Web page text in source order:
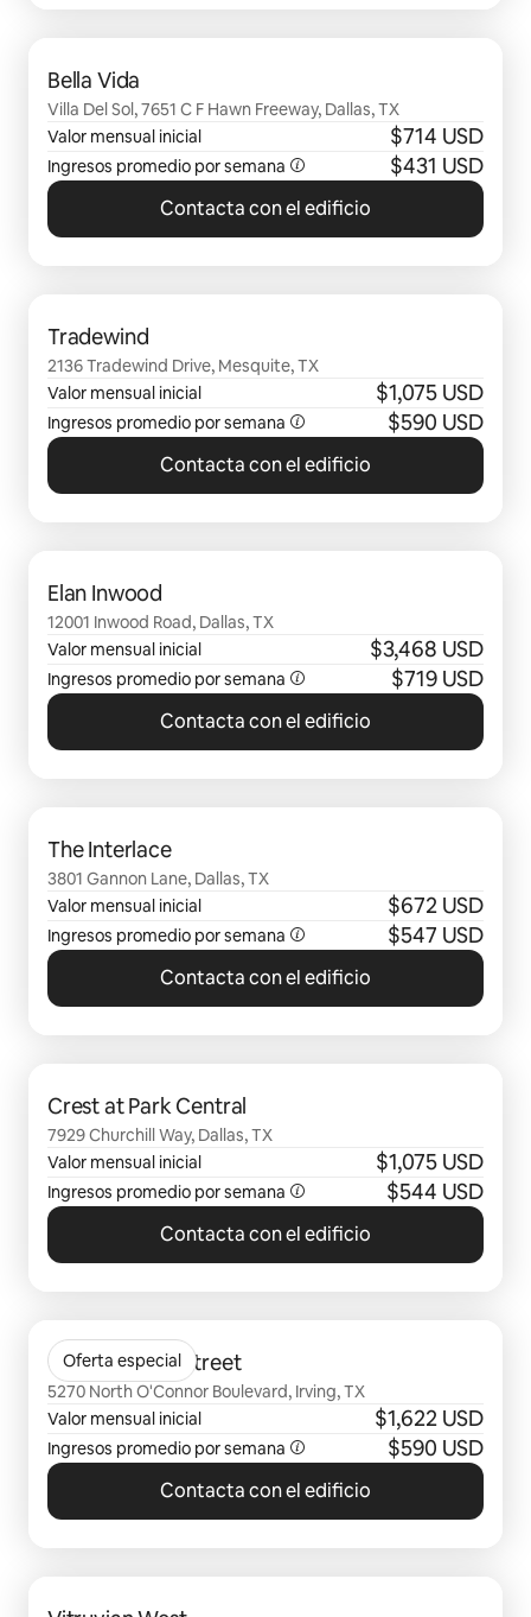
Bella Vida
Villa Del Sol, 7651 C F Hawn Freeway, Dallas, TX
Valor mensual inicial
$714 USD
Ingresos promedio por semana $431 USD
Contacta con el edificio
Tradewind
2136 Tradewind Drive, Mesquite, TX
Valor mensual inicial
$1,075 USD
Ingresos promedio por semana $590 USD
Contacta con el edificio
Elan Inwood
12001 Inwood Road, Dallas, TX
Valor mensual inicial
$3,468 USD
Ingresos promedio por semana $719 USD
Contacta con el edificio
The Interlace
3801 Gannon Lane, Dallas, TX
Valor mensual inicial
$672 USD
Ingresos promedio por semana $547 USD
Contacta con el edificio
Crest at Park Central
7929 Churchill Way, Dallas, TX
Valor mensual inicial
$1,075 USD
Ingresos promedio por semana $544 USD
Contacta con el edificio
Oferta especial
Gables Water Street
5270 North O'Connor Boulevard, Irving, TX
Valor mensual inicial
$1,622 USD
Ingresos promedio por semana $590 USD
Contacta con el edificio